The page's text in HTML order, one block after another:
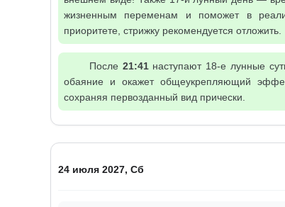
жизненным переменам и поможет в
приоритете, стрижку рекомендуется отложить.
После 21:41наступают 18-е лунные
обаяние и окажет общеукрепляющий
сохраняя первозданный вид прически.
24 июля 2027, Сб